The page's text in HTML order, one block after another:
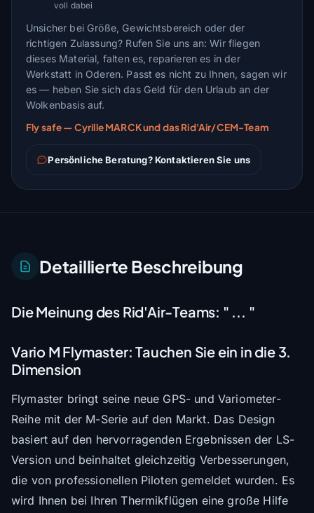
voll dabei
Unsicher bei Größe, Gewichtsbereich oder der
richtigen Zulassung? Rufen Sie uns an: Wir fliegen
dieses Material, falten es, reparieren es in der
Werkstatt in Oderen. Passt es nicht zu Ihnen, sagen wir
es — heben Sie sich das Geld für den Urlaub an der
Wolkenbasis auf.
Fly safe — Cyrille MARCK und das Rid'Air/CEM-Team
Persönliche Beratung? Kontaktieren Sie uns
Detaillierte Beschreibung
Die Meinung des Rid'Air-Teams: " ... "
Vario M Flymaster: Tauchen Sie ein in die 3.
Dimension
Flymaster bringt seine neue GPS- und Variometer-
Reihe mit der M-Serie auf den Markt. Das Design
basiert auf den hervorragenden Ergebnissen der LS-
Version und beinhaltet gleichzeitig Verbesserungen,
die von professionellen Piloten gemeldet wurden. Es
wird Ihnen bei Ihren Thermikflügen eine große Hilfe